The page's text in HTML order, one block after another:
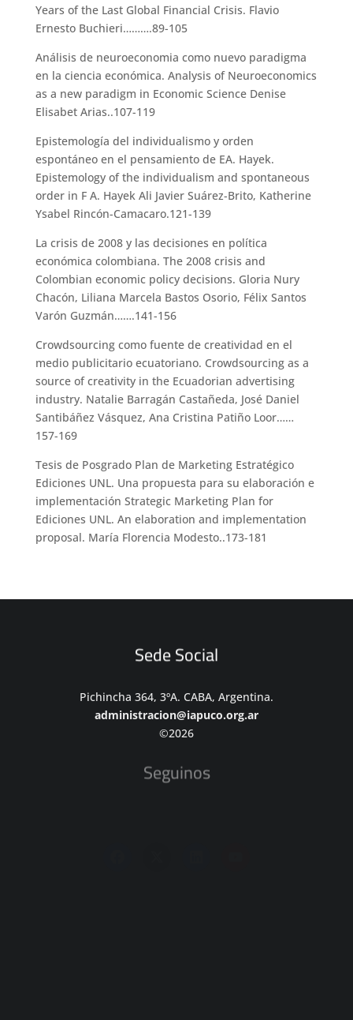
Years of the Last Global Financial Crisis. Flavio
Ernesto Buchieri……….89-105
Análisis de neuroeconomia como nuevo paradigma
en la ciencia económica. Analysis of Neuroeconomics
as a new paradigm in Economic Science Denise
Elisabet Arias..107-119
Epistemología del individualismo y orden
espontáneo en el pensamiento de EA. Hayek.
Epistemology of the individualism and spontaneous
order in F A. Hayek Ali Javier Suárez-Brito, Katherine
Ysabel Rincón-Camacaro.121-139
La crisis de 2008 y las decisiones en política
económica colombiana. The 2008 crisis and
Colombian economic policy decisions. Gloria Nury
Chacón, Liliana Marcela Bastos Osorio, Félix Santos
Varón Guzmán…….141-156
Crowdsourcing como fuente de creatividad en el
medio publicitario ecuatoriano. Crowdsourcing as a
source of creativity in the Ecuadorian advertising
industry. Natalie Barragán Castañeda, José Daniel
Santibáñez Vásquez, Ana Cristina Patiño Loor……
157-169
Tesis de Posgrado Plan de Marketing Estratégico
Ediciones UNL. Una propuesta para su elaboración e
implementación Strategic Marketing Plan for
Ediciones UNL. An elaboration and implementation
proposal. María Florencia Modesto..173-181
Sede Social
Pichincha 364, 3ºA. CABA, Argentina.
administracion@iapuco.org.ar
©2026
Seguinos